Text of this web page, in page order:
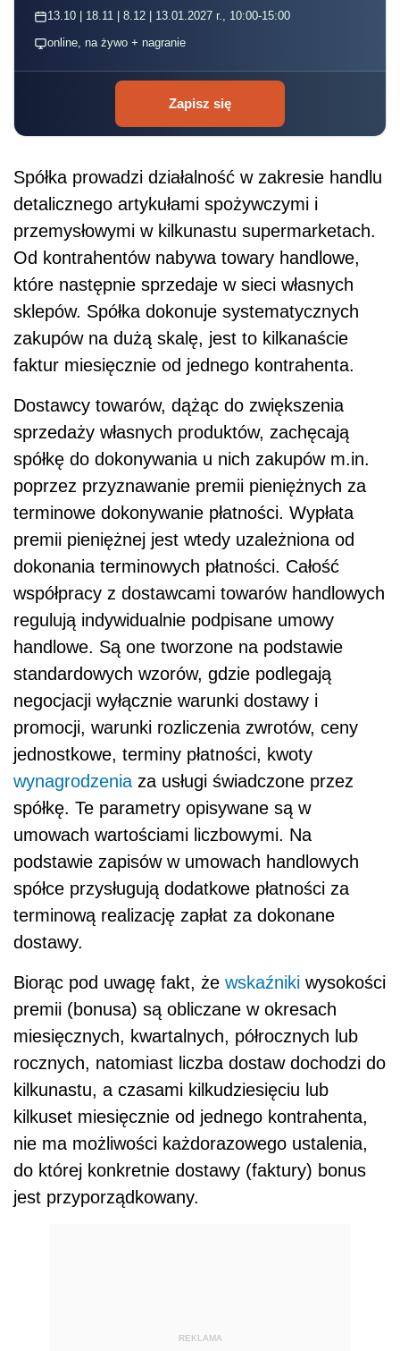
13.10 | 18.11 | 8.12 | 13.01.2027 r., 10:00-15:00
online, na żywo + nagranie
Zapisz się
Spółka prowadzi działalność w zakresie handlu
detalicznego artykułami spożywczymi i
przemysłowymi w kilkunastu supermarketach.
Od kontrahentów nabywa towary handlowe,
które następnie sprzedaje w sieci własnych
sklepów. Spółka dokonuje systematycznych
zakupów na dużą skalę, jest to kilkanaście
faktur miesięcznie od jednego kontrahenta.
Dostawcy towarów, dążąc do zwiększenia
sprzedaży własnych produktów, zachęcają
spółkę do dokonywania u nich zakupów m.in.
poprzez przyznawanie premii pieniężnych za
terminowe dokonywanie płatności. Wypłata
premii pieniężnej jest wtedy uzależniona od
dokonania terminowych płatności. Całość
współpracy z dostawcami towarów handlowych
regulują indywidualnie podpisane umowy
handlowe. Są one tworzone na podstawie
standardowych wzorów, gdzie podlegają
negocjacji wyłącznie warunki dostawy i
promocji, warunki rozliczenia zwrotów, ceny
jednostkowe, terminy płatności, kwoty
wynagrodzenia za usługi świadczone przez
spółkę. Te parametry opisywane są w
umowach wartościami liczbowymi. Na
podstawie zapisów w umowach handlowych
spółce przysługują dodatkowe płatności za
terminową realizację zapłat za dokonane
dostawy.
Biorąc pod uwagę fakt, że wskaźniki wysokości
premii (bonusa) są obliczane w okresach
miesięcznych, kwartalnych, półrocznych lub
rocznych, natomiast liczba dostaw dochodzi do
kilkunastu, a czasami kilkudziesięciu lub
kilkuset miesięcznie od jednego kontrahenta,
nie ma możliwości każdorazowego ustalenia,
do której konkretnie dostawy (faktury) bonus
jest przyporządkowany.
REKLAMA